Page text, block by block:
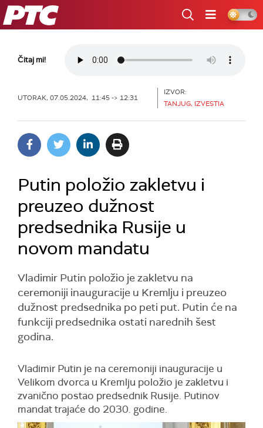
RTS
Čitaj mi!
UTORAK, 07.05.2024, 11:45 -> 12:31
IZVOR:
TANJUG, IZVESTIA
Putin položio zakletvu i
preuzeo dužnost
predsednika Rusije u
novom mandatu
Vladimir Putin položio je zakletvu na
ceremoniji inauguracije u Kremlju i preuzeo
dužnost predsednika po peti put. Putin će na
funkciji predsednika ostati narednih šest
godina.
Vladimir Putin je na ceremoniji inauguracije u
Velikom dvorca u Kremlju položio je zakletvu i
zvanično postao predsednik Rusije. Putinov
mandat trajaće do 2030. godine.